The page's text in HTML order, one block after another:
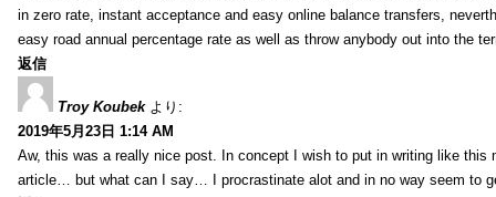
in zero rate, instant acceptance and easy online balance transfers,
easy road annual percentage rate as well as throw anybody out into the
返信
Troy Koubek より:
2019年5月23日 1:14 AM
Aw, this was a really nice post. In concept I wish to put in writing like
article… but what can I say… I procrastinate alot and in no way seem to